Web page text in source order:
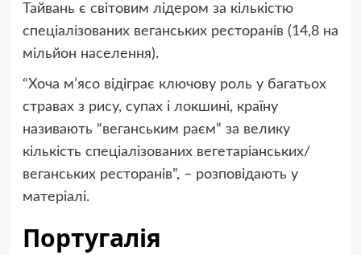
Тайвань є світовим лідером за кількістю
спеціалізованих веганських ресторанів (14,8 на
мільйон населення).
“Хоча м’ясо відіграє ключову роль у багатьох
стравах з рису, супах і локшині, країну
називають “веганським раєм” за велику
кількість спеціалізованих вегетаріанських/
веганських ресторанів”, – розповідають у
матеріалі.
Португалія